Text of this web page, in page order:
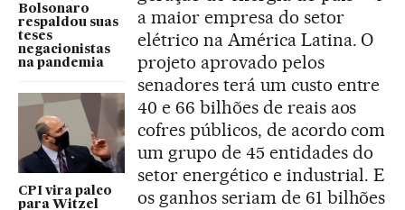
Bolsonaro
respaldou suas
teses
negacionistas
na pandemia
CPI vira palco
para Witzel
a maior empresa do setor
elétrico na América Latina. O
projeto aprovado pelos
senadores terá um custo entre
40 e 66 bilhões de reais aos
cofres públicos, de acordo com
um grupo de 45 entidades do
setor energético e industrial. E
os ganhos seriam de 61 bilhões